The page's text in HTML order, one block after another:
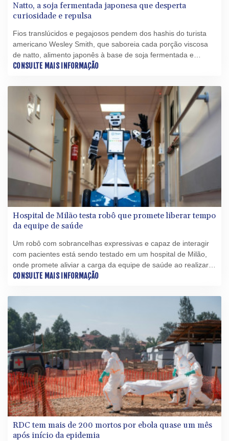
Natto, a soja fermentada japonesa que desperta
curiosidade e repulsa
Fios translúcidos e pegajosos pendem dos hashis do turista
americano Wesley Smith, que saboreia cada porção viscosa
de natto, alimento japonês à base de soja fermentada e
aroma intenso que conquista espaço fora do Japão.
CONSULTE MAIS INFORMAÇÃO
Hospital de Milão testa robô que promete liberar tempo
da equipe de saúde
Um robô com sobrancelhas expressivas e capaz de interagir
com pacientes está sendo testado em um hospital de Milão,
onde promete aliviar a carga da equipe de saúde ao realizar
tarefas básicas, mas essenciais.
CONSULTE MAIS INFORMAÇÃO
RDC tem mais de 200 mortos por ebola quase um mês
após início da epidemia